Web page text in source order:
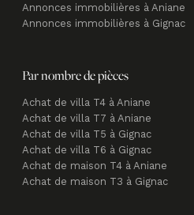
Annonces immobilières à Aniane
Annonces immobilières à Gignac
Par nombre de pièces
Achat de villa T4 à Aniane
Achat de villa T7 à Aniane
Achat de villa T5 à Gignac
Achat de villa T6 à Gignac
Achat de maison T4 à Aniane
Achat de maison T3 à Gignac